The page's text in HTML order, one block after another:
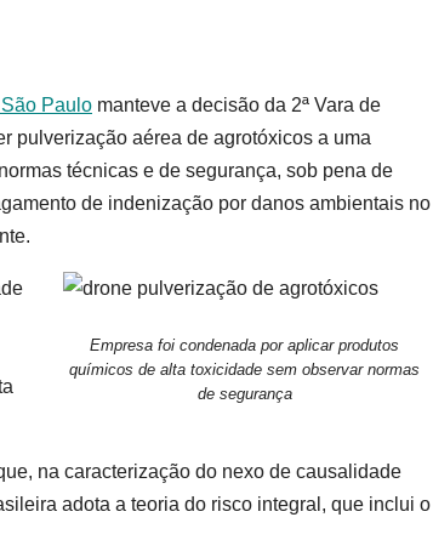
Paulo manteve a decisão da 2ª Vara de
pulverização aérea de agrotóxicos a uma
técnicas e de segurança, sob pena de
de indenização por danos ambientais no
Empresa foi condenada por aplicar produtos
químicos de alta toxicidade sem observar normas
de segurança
na caracterização do nexo de causalidade
adota a teoria do risco integral, que inclui o